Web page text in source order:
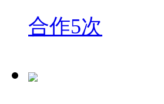
合作5次